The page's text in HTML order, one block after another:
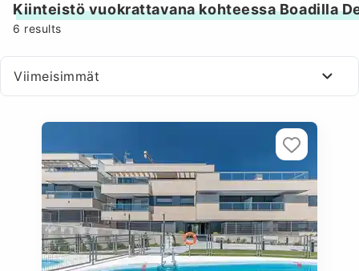
Kiinteistö vuokrattavana kohteessa Boadilla
6 results
Viimeisimmät